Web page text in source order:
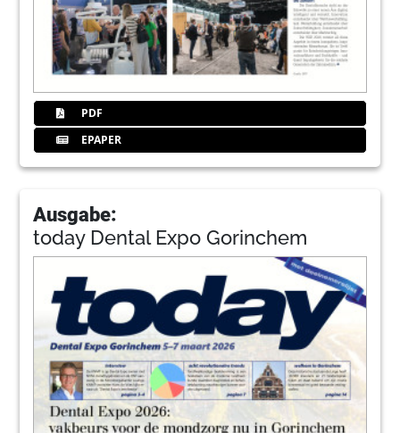
PDF
EPAPER
Ausgabe:
today Dental Expo Gorinchem